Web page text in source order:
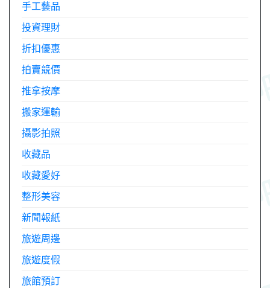
手工藝品
投資理財
折扣優惠
拍賣競價
推拿按摩
搬家運輸
攝影拍照
收藏品
收藏愛好
整形美容
新聞報紙
旅遊周邊
旅遊度假
旅館預訂